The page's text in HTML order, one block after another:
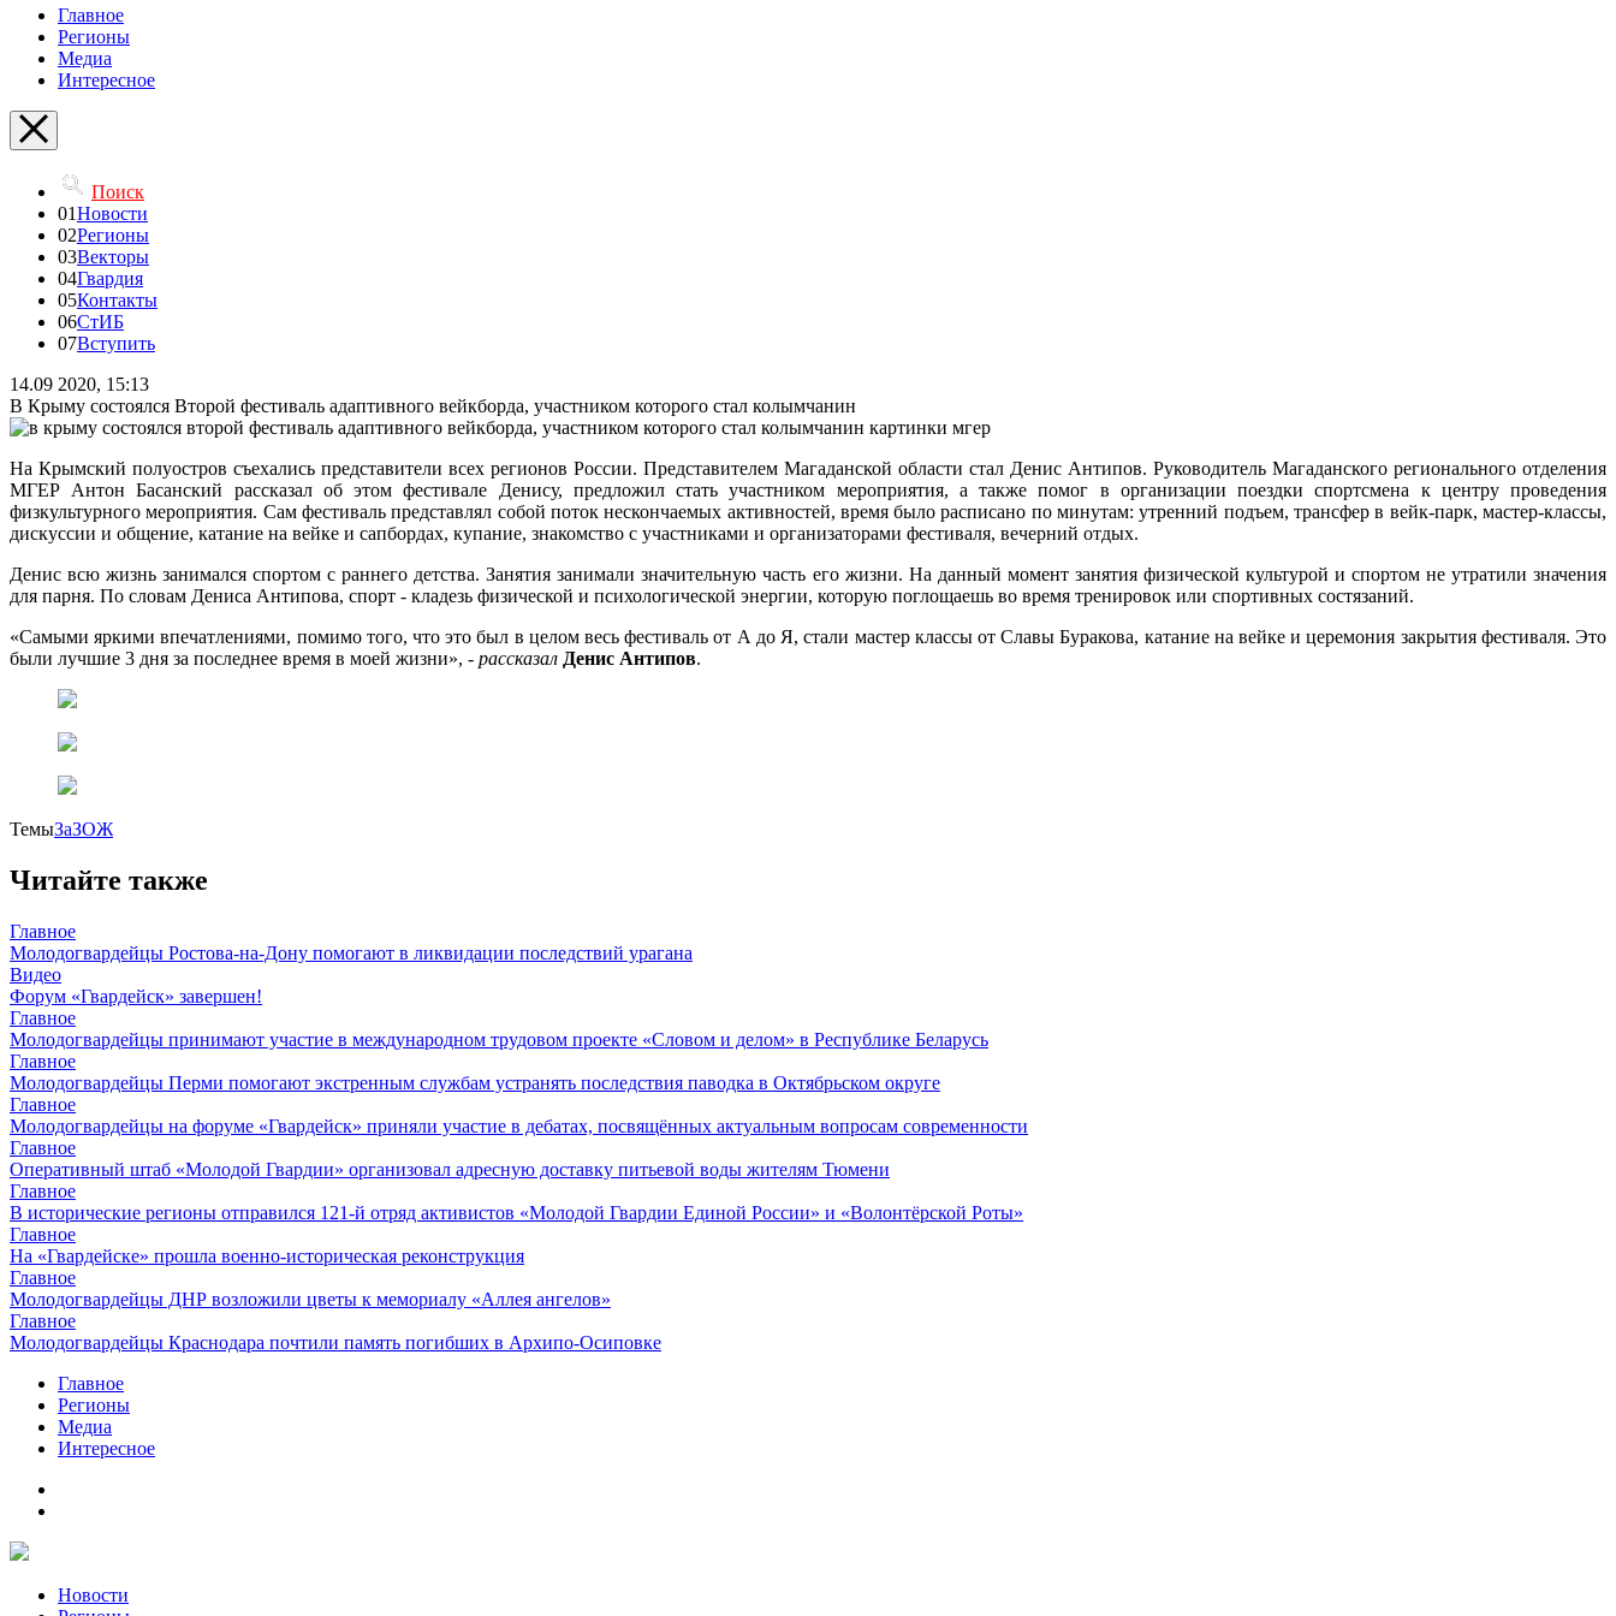
Главное
Регионы
Медиа
Интересное
Поиск
01Новости
02Регионы
03Векторы
04Гвардия
05Контакты
06СтИБ
07Вступить
14.09 2020, 15:13
В Крыму состоялся Второй фестиваль адаптивного вейкборда, участником которого стал колымчанин
На Крымский полуостров съехались представители всех регионов России. Представителем Магаданской области стал Денис Антипов. Руководитель Магаданского регионального отделения
МГЕР Антон Басанский рассказал об этом фестивале Денису, предложил стать участником мероприятия, а также помог в организации поездки спортсмена к центру проведения
физкультурного мероприятия. Сам фестиваль представлял собой поток нескончаемых активностей, время было расписано по минутам: утренний подъем, трансфер в вейк-парк, мастер-классы,
дискуссии и общение, катание на вейке и сапбордах, купание, знакомство с участниками и организаторами фестиваля, вечерний отдых.
Денис всю жизнь занимался спортом с раннего детства. Занятия занимали значительную часть его жизни. На данный момент занятия физической культурой и спортом не утратили значения
для парня. По словам Дениса Антипова, спорт - кладезь физической и психологической энергии, которую поглощаешь во время тренировок или спортивных состязаний.
«Самыми яркими впечатлениями, помимо того, что это был в целом весь фестиваль от А до Я, стали мастер классы от Славы Буракова, катание на вейке и церемония закрытия фестиваля. Это
были лучшие 3 дня за последнее время в моей жизни», - рассказал Денис Антипов.
ТемыЗаЗОЖ
Читайте также
Главное
Молодогвардейцы Ростова-на-Дону помогают в ликвидации последствий урагана
Видео
Форум «Гвардейск» завершен!
Главное
Молодогвардейцы принимают участие в международном трудовом проекте «Словом и делом» в Республике Беларусь
Главное
Молодогвардейцы Перми помогают экстренным службам устранять последствия паводка в Октябрьском округе
Главное
Молодогвардейцы на форуме «Гвардейск» приняли участие в дебатах, посвящённых актуальным вопросам современности
Главное
Оперативный штаб «Молодой Гвардии» организовал адресную доставку питьевой воды жителям Тюмени
Главное
В исторические регионы отправился 121-й отряд активистов «Молодой Гвардии Единой России» и «Волонтёрской Роты»
Главное
На «Гвардейске» прошла военно-историческая реконструкция
Главное
Молодогвардейцы ДНР возложили цветы к мемориалу «Аллея ангелов»
Главное
Молодогвардейцы Краснодара почтили память погибших в Архипо-Осиповке
Главное
Регионы
Медиа
Интересное
Новости